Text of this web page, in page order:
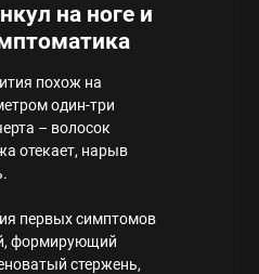
на ноге и
похож на
один-три
– волосок
отекает, нарыв
первых симптомов
формирующий
стержень,